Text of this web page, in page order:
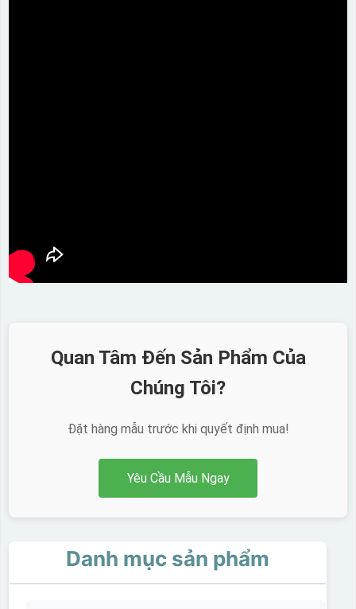
Quan Tâm Đến Sản Phẩm Của
Chúng Tôi?
Đặt hàng mẫu trước khi quyết định mua!
Yêu Cầu Mẫu Ngay
Danh mục sản phẩm